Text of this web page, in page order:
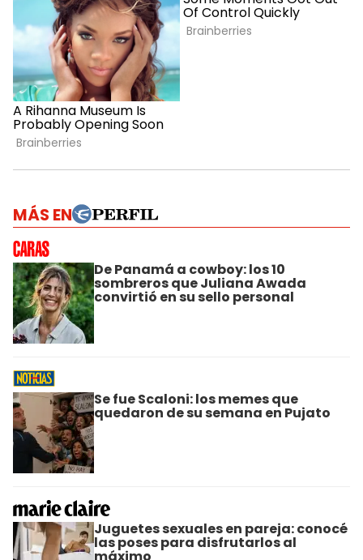
MÁS EN
De Panamá a cowboy: los 10
sombreros que Juliana Awada
convirtió en su sello personal
Se fue Scaloni: los memes que
quedaron de su semana en Pujato
Juguetes sexuales en pareja: conocé
las poses para disfrutarlos al
máximo